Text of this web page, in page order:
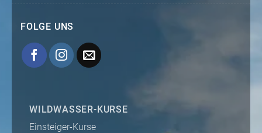
FOLGE UNS
WILDWASSER-KURSE
Einsteiger-Kurse